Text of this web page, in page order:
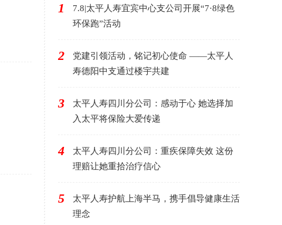
1
7.8|太平人寿宜宾中心支公司开展“7·8绿色
环保跑”活动
2
党建引领活动，铭记初心使命 ——太平人
寿德阳中支通过楼宇共建
3
太平人寿四川分公司：感动于心 她选择加
入太平将保险大爱传递
4
太平人寿四川分公司：重疾保障失效 这份
理赔让她重拾治疗信心
5
太平人寿护航上海半马，携手倡导健康生活
理念